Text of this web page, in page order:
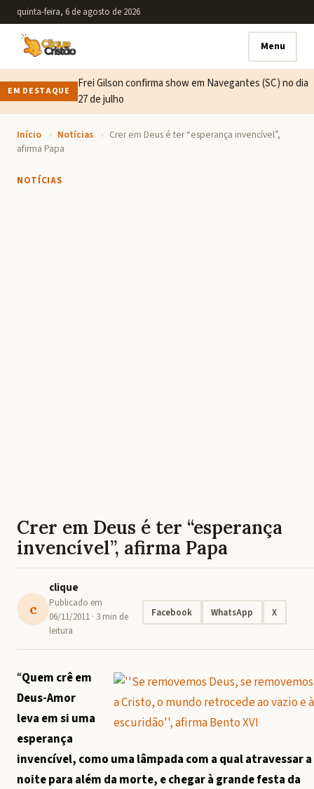
quinta-feira, 6 de agosto de 2026
Menu
EM DESTAQUE
Frei Gilson confirma show em Navegantes (SC) no dia
27 de julho
Início › Notícias › Crer em Deus é ter “esperança invencível”,
afirma Papa
NOTÍCIAS
Crer em Deus é ter “esperança
invencível”, afirma Papa
c
clique
Publicado em
06/11/2011 · 3 min de
leitura
Facebook WhatsApp X
“Quem crê em
Deus-Amor
leva em si uma
esperança
invencível, como uma lâmpada com a qual atravessar a
noite para além da morte, e chegar à grande festa da